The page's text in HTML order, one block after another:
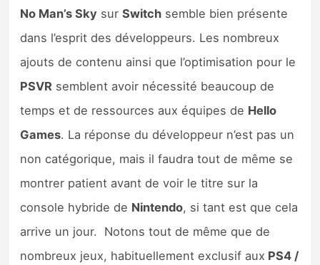
No Man’s Sky surSwitch semble bien présente
dans l’esprit des développeurs. Les nombreux
ajouts de contenu ainsi que l’optimisation pour le
PSVR semblent avoir nécessité beaucoup de
temps et de ressources aux équipes de Hello
Games. La réponse du développeur n’est pas un
non catégorique, mais il faudra tout de même se
montrer patient avant de voir le titre sur la
console hybride de Nintendo, si tant est que cela
arrive un jour. Notons tout de même que de
nombreux jeux, habituellement exclusif aux PS4 /